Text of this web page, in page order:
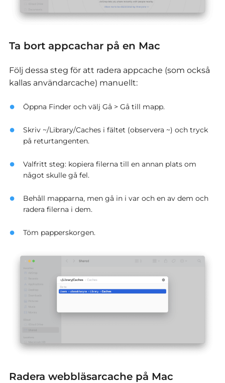
Ta bort appcachar på en Mac
Följ dessa steg för att radera appcache (som också
kallas användarcache) manuellt:
Öppna Finder och välj Gå > Gå till mapp.
Skriv ~/Library/Caches i fältet (observera ~) och tryck
på returtangenten.
Valfritt steg: kopiera filerna till en annan plats om
något skulle gå fel.
Behåll mapparna, men gå in i var och en av dem och
radera filerna i dem.
Töm papperskorgen.
Radera webbläsarcache på Mac